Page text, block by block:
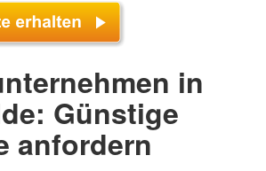
in
Günstige
anfordern